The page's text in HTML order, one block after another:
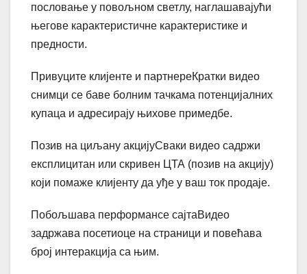
пословање у повољном светлу, наглашавајући
његове карактеристичне карактеристике и
предности.
Привуците клијенте и партнереКратки видео
снимци се баве болним тачкама потенцијалних
купаца и адресирају њихове примедбе.
Позив на циљану акцијуСваки видео садржи
експлицитан или скривен ЦТА (позив на акцију)
који помаже клијенту да уђе у ваш ток продаје.
Побољшава перформансе сајтаВидео
задржава посетиоце на страници и повећава
број интеракција са њим.